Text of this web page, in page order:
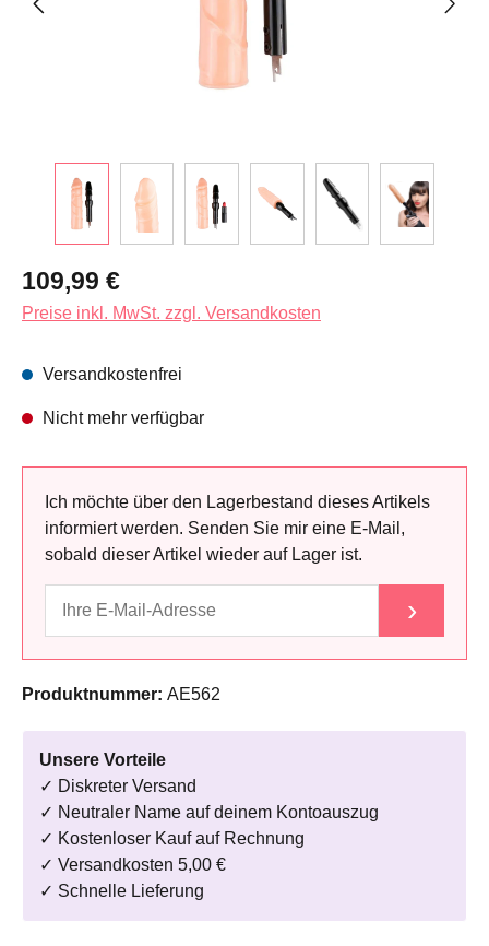
Regulärer Preis:
109,99 €
Preise inkl. MwSt. zzgl. Versandkosten
Versandkostenfrei
Nicht mehr verfügbar
Ich möchte über den Lagerbestand dieses Artikels
informiert werden. Senden Sie mir eine E-Mail,
sobald dieser Artikel wieder auf Lager ist.
›
Produktnummer: AE562
Unsere Vorteile
✓ Diskreter Versand
✓ Neutraler Name auf deinem Kontoauszug
✓ Kostenloser Kauf auf Rechnung
✓ Versandkosten 5,00 €
✓ Schnelle Lieferung